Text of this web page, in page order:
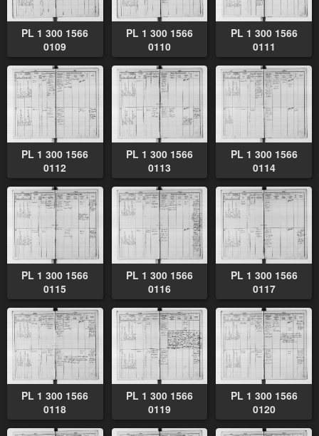
PL 1 300 1566
0109
PL 1 300 1566
0110
PL 1 300 1566
0111
PL 1 300 1566
0112
PL 1 300 1566
0113
PL 1 300 1566
0114
PL 1 300 1566
0115
PL 1 300 1566
0116
PL 1 300 1566
0117
PL 1 300 1566
0118
PL 1 300 1566
0119
PL 1 300 1566
0120